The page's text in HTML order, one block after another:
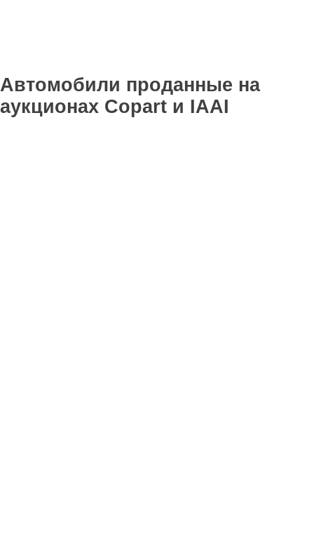
Автомобили проданные на
аукционах Copart и IAAI